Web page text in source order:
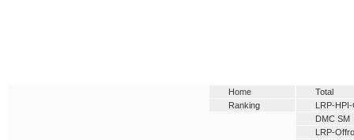
Home
Ranking
Total
LRP-
DMC SM
LRP-